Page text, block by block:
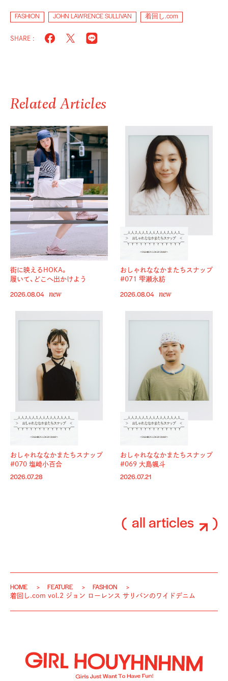
FASHION JOHN LAWRENCE SULLIVAN 着回し.com
SHARE :
Related Articles
街に映えるHOKA。
履いて、どこへ出かけよう
2026.08.04 new
おしゃれななかまたちスナップ
#071 雫瀬永紡
2026.08.04 new
おしゃれななかまたちスナップ
#070 塩崎小百合
2026.07.28
おしゃれななかまたちスナップ
#069 大島颯斗
2026.07.21
all articles
HOME FEATURE
FASHION
着回し.com vol.2 ジョン ローレンス サリバンのワイドデニム